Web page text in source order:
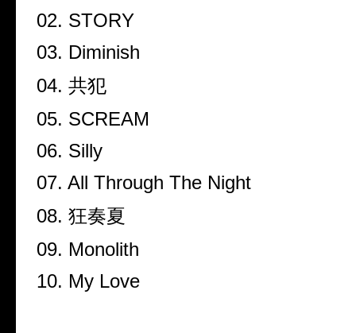
02. STORY
03. Diminish
04. 共犯
05. SCREAM
06. Silly
07. All Through The Night
08. 狂奏夏
09. Monolith
10. My Love